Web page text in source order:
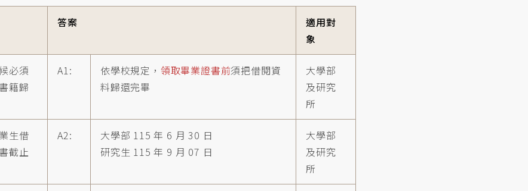
答案
適用對
象
必須
籍歸
A1: 依學校規定， 領取畢業證書前須把借閱資
料歸還完畢
大學部
及研究
所
生借
截止
A2:
大學部 115 年 6 月 30 日
研究生 115 年 9 月 07 日
大學部
及研究
所